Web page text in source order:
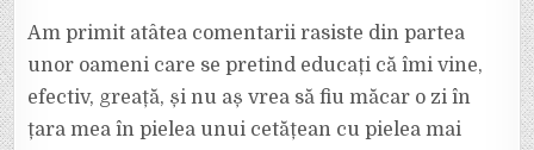
Am primit atâtea comentarii rasiste din partea
unor oameni care se pretind educați că îmi vine,
efectiv, greață, și nu aș vrea să fiu măcar o zi în
țara mea în pielea unui cetățean cu pielea mai